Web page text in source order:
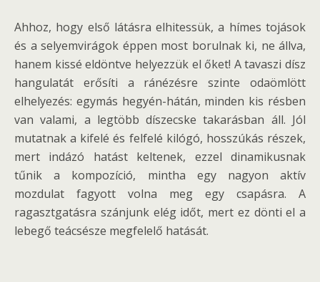
Ahhoz, hogy első látásra elhitessük, a hímes tojások
és a selyemvirágok éppen most borulnak ki, ne állva,
hanem kissé eldöntve helyezzük el őket! A tavaszi dísz
hangulatát erősíti a ránézésre szinte odaömlött
elhelyezés: egymás hegyén-hátán, minden kis résben
van valami, a legtöbb díszecske takarásban áll. Jól
mutatnak a kifelé és felfelé kilógó, hosszúkás részek,
mert indázó hatást keltenek, ezzel dinamikusnak
tűnik a kompozíció, mintha egy nagyon aktív
mozdulat fagyott volna meg egy csapásra. A
ragasztgatásra szánjunk elég időt, mert ez dönti el a
lebegő teácsésze megfelelő hatását.